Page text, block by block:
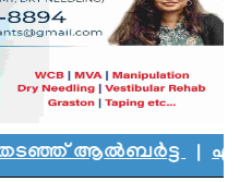
ആൽബർട്ട|